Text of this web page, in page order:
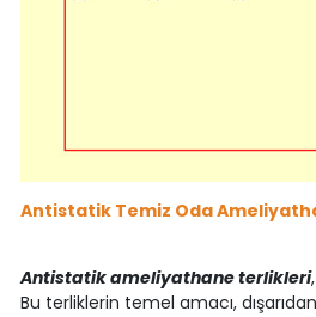
Antistatik Temiz Oda
Antistatik ameliyathane terlikleri
Bu terliklerin temel amacı,